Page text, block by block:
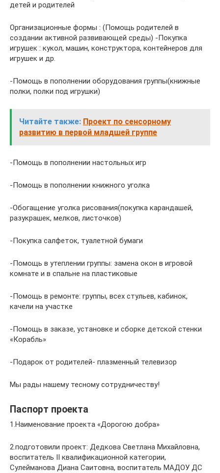
детей и родителей
Организационные формы : (Помощь родителей в
создании активной развивающей среды) -Покупка
игрушек : кукол, машин, конструктора, контейнеров для
игрушек и др.
-Помощь в пополнении оборудования группы(книжные
полки, полки под игрушки)
Читайте также: Проект по сенсорному
развитию в первой младшей группе
-Помощь в пополнении настольных игр
-Помощь в пополнении книжного уголка
-Обогащение уголка рисования(покупка карандашей,
разукрашек, мелков, листочков)
-Покупка салфеток, туалетной бумаги
-Помощь в утеплении группы: замена окон в игровой
комнате и в спальне на пластиковые
-Помощь в ремонте: группы, всех стульев, кабинок,
качели на участке
-Помощь в заказе, установке и сборке детской стенки
«Корабль»
-Подарок от родителей- плазменный телевизор
Мы рады нашему тесному сотрудничеству!
Паспорт проекта
1.Наименование проекта «Дорогою добра»
2.подготовили проект: Дедкова Светлана Михайловна,
воспитатель II квалификационной категории,
Сулейманова Диана Саитовна, воспитатель МАДОУ ДС